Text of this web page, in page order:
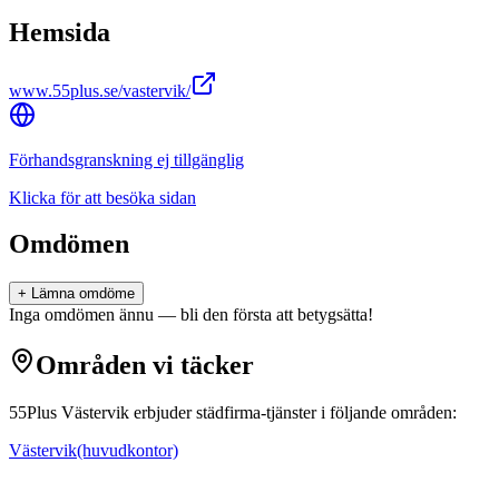
Hemsida
www.55plus.se/vastervik/
Förhandsgranskning ej tillgänglig
Klicka för att besöka sidan
Omdömen
+ Lämna omdöme
Inga omdömen ännu — bli den första att betygsätta!
Områden vi täcker
55Plus Västervik erbjuderstädfirma-tjänster i följande områden:
Västervik(huvudkontor)